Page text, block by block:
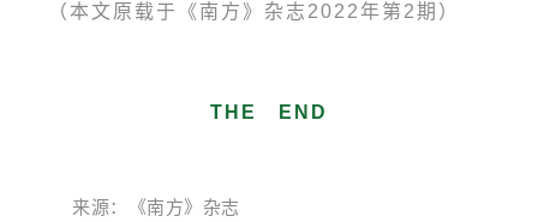
（本文原载于《南方》杂志 2022年第2期）
THE END
来源：《南方》杂志